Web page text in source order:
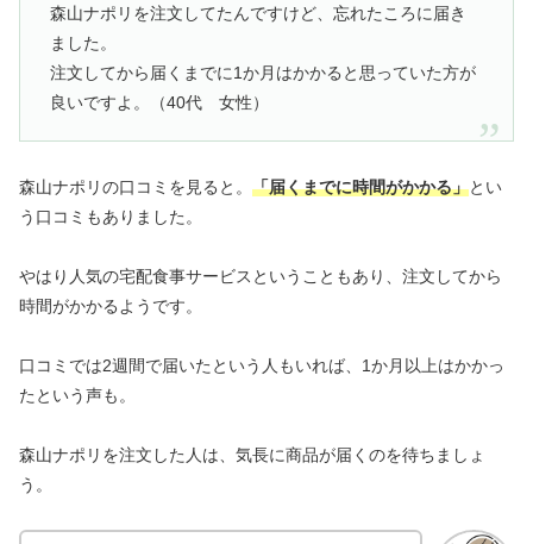
森山ナポリを注文してたんですけど、忘れたころに届き
ました。
注文してから届くまでに1か月はかかると思っていた方が
良いですよ。（40代 女性）
森山ナポリの口コミを見ると。 「届くまでに時間がかかる」とい
う口コミもありました。
やはり人気の宅配食事サービスということもあり、注文してから
時間がかかるようです。
口コミでは2週間で届いたという人もいれば、1か月以上はかかっ
たという声も。
森山ナポリを注文した人は、気長に商品が届くのを待ちましょ
う。